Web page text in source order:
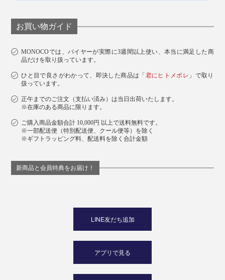
お買い物ガイド
MONOCOでは、バイヤーが実際に3週間以上使い、本当に満足した商
品だけを取り扱っています。
ひと目で良さがわかって、即決した商品は「 君にヒトメボレ 」で取り
扱っています。
正午までのご注文（支払い済み）は当日出荷いたします。
※在庫のある商品に限ります。
ご購入商品金額合計 10,000円 以上で送料無料です。
※一部配送便（特別配送便、クール便等）を除く
※ギフトラッピング料、配送料を除く合計金額
新商品と会員特典をお届け！
LINE友だち追加
アプリで見る